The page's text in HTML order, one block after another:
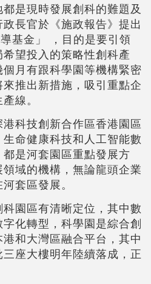
是現時發展創科的難題及
長官於《施政報告》提出
基金」 ，目的是要引領
望投入的策略性創科產
月有跟科學園等機構緊密
推出新措施，吸引重點企
線。
科技創新合作區香港園區
命健康科技和人工智能數
是河套園區重點發展方
域的機構，無論龍頭企業
套區發展。
園區有清晰定位，其中數
化轉型，科學園是綜合創
和大灣區融合平台，其中
座大樓明年陸續落成，正